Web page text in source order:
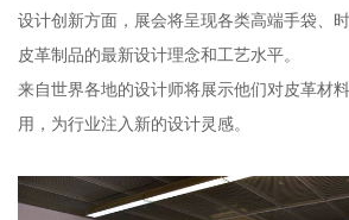
设计创新方面，展会将呈现各类高端手袋、
皮革制品的最新设计理念和工艺水平。
来自世界各地的设计师将展示他们对皮革材
用，为行业注入新的设计灵感。